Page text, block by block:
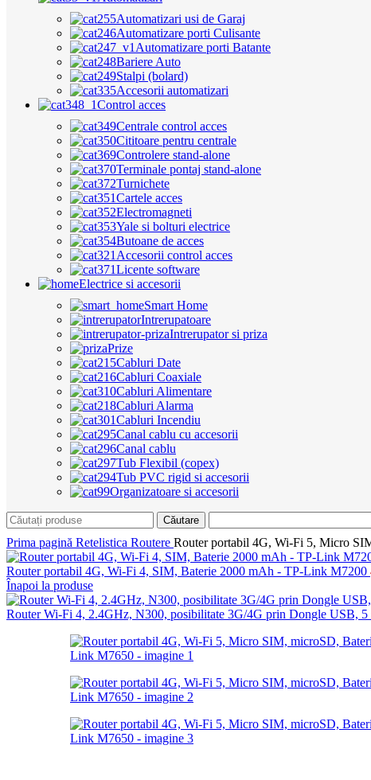
Automatizari usi de Garaj
Automatizare porti Culisante
Automatizare porti Batante
Bariere Auto
Stalpi (bolard)
Accesorii automatizari
Control acces
Centrale control acces
Cititoare pentru centrale
Controlere stand-alone
Terminale pontaj stand-alone
Turnichete
Cartele acces
Electromagneti
Yale si bolturi electrice
Butoane de acces
Accesorii control acces
Licente software
Electrice si accesorii
Smart Home
Intrerupatoare
Intrerupator si priza
Prize
Cabluri Date
Cabluri Coaxiale
Cabluri Alimentare
Cabluri Alarma
Cabluri Incendiu
Canal cablu cu accesorii
Canal cablu
Tub Flexibil (copex)
Tub PVC rigid si accesorii
Organizatoare si accesorii
Căutare
Prima pagină Retelistica Routere Router portabil 4G, Wi-Fi 5, Micro
Router portabil 4G, Wi-Fi 4, SIM, Baterie 2000 mAh - TP-Link M7200
Înapoi la produse
Router Wi-Fi 4, 2.4GHz, N300, posibilitate 3G/4G prin Dongle USB,